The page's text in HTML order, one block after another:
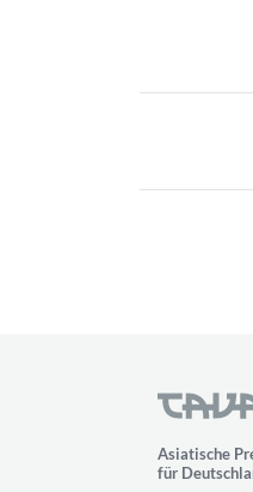
Asiatische
für